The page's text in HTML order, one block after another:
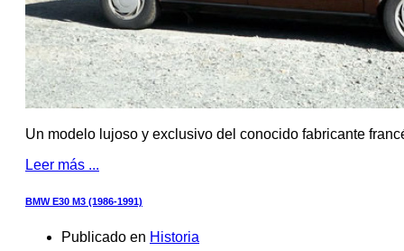
Un modelo lujoso y exclusivo del conocido fabricante
Leer más ...
BMW E30 M3 (1986-1991)
Publicado en Historia